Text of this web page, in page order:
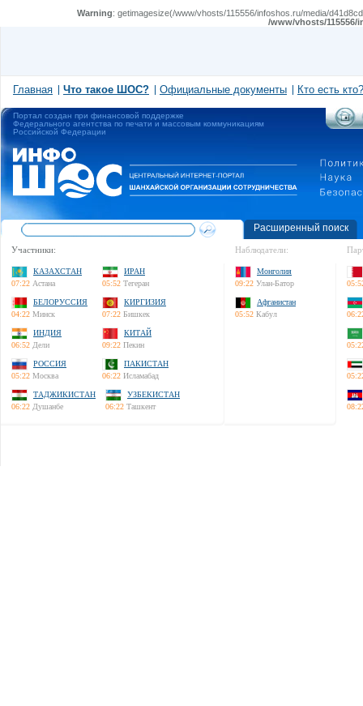
Warning: getimagesize(/www/vhosts/115556/infoshos.ru/media/
/www/vhosts/
Главная Что такое ШОС? Официальные документы Кто есть кто?
Портал создан при финансовой поддержке
Федерального агентства по печати и массовым коммуникациям
Российской Федерации
Расширенный поиск
Участники:
КАЗАХСТАН
07:22 Астана
ИРАН
05:52 Тегеран
БЕЛОРУССИЯ
04:22 Минск
КИРГИЗИЯ
07:22 Бишкек
ИНДИЯ
06:52 Дели
КИТАЙ
09:22 Пекин
РОССИЯ
05:22 Москва
ПАКИСТАН
06:22 Исламабад
ТАДЖИКИСТАН
06:22 Душанбе
УЗБЕКИСТАН
06:22 Ташкент
Наблюдатели:
Монголия
09:22 Улан-Батор
Афганистан
05:52 Кабул